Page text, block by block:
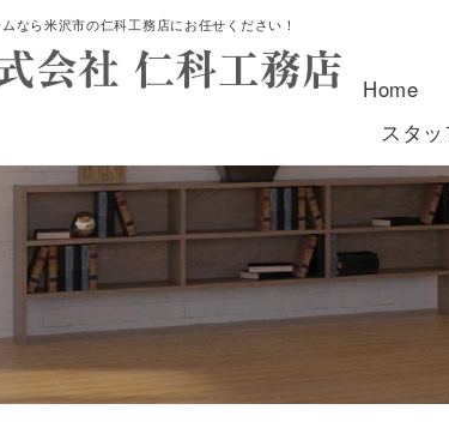
なら米沢市の仁科工務店にお任せください！
Home
スタ